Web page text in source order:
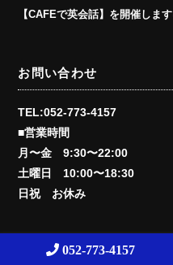
052-773-4157
【CAFEで英会話】を開催します
お問い合わせ
TEL:052-773-4157
■営業時間
月〜金 9:30〜22:00
土曜日 10:00〜18:30
日祝 お休み